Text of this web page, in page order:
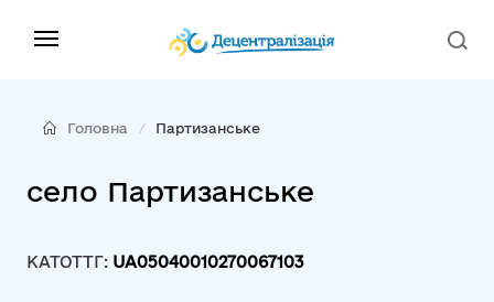
Головна Партизанське
село Партизанське
КАТОТТГ: UA05040010270067103